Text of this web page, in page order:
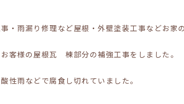
・雨漏り修理など屋根・外壁塗装工事などお家
客様の屋根瓦 棟部分の補強工事をしました。
性雨などで腐食し切れていました。